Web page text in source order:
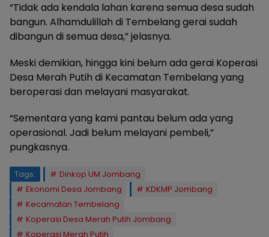
“Tidak ada kendala lahan karena semua desa sudah
bangun. Alhamdulillah di Tembelang gerai sudah
dibangun di semua desa,” jelasnya.
Meski demikian, hingga kini belum ada gerai Koperasi
Desa Merah Putih di Kecamatan Tembelang yang
beroperasi dan melayani masyarakat.
“Sementara yang kami pantau belum ada yang
operasional. Jadi belum melayani pembeli,”
pungkasnya.
Tags:
Dinkop UM Jombang
Ekonomi Desa Jombang
KDKMP Jombang
Kecamatan Tembelang
Koperasi Desa Merah Putih Jombang
Koperasi Merah Putih